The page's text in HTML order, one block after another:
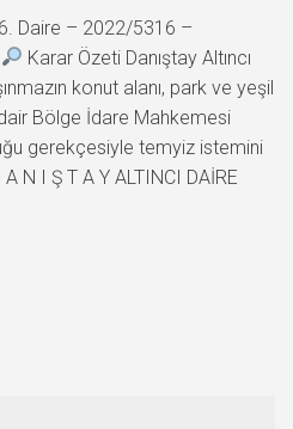
Daire – 2022/5316 –
Karar Özeti Danıştay Altıncı
konut alanı, park ve yeşil
Bölge İdare Mahkemesi
gerekçesiyle temyiz istemini
N I Ş T A Y ALTINCI DAİRE